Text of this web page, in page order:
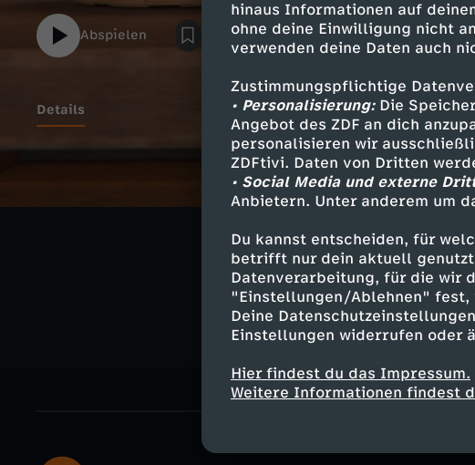
hinaus Informationen auf
ohne deine Einwilligung nicht
verwenden deine Daten auch
Zustimmungspflichtige
• Personalisierung:Die
Angebot des ZDF an dich
personalisieren wir
ZDFtivi. Daten von Dritten
• Social Media und externe
Anbietern. Unter anderem um
Du kannst entscheiden, für
betrifft nur dein aktuell
Datenverarbeitung, für die wir
"Einstellungen/Ablehnen" fest,
Deine
Einstellungen widerrufen oder
Hier findest du das Impressum.
Weitere Informationen findest
Abspielen
Details
Ähnliche
Abenteuer
Sam & Julia im